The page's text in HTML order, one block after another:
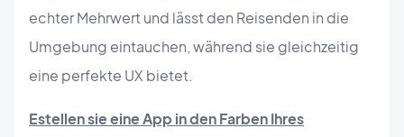
echter Mehrwert und lässt den Reisenden in die
Umgebung eintauchen, während sie gleichzeitig
eine perfekte UX bietet.
Estellen sie eine App in den Farben Ihres